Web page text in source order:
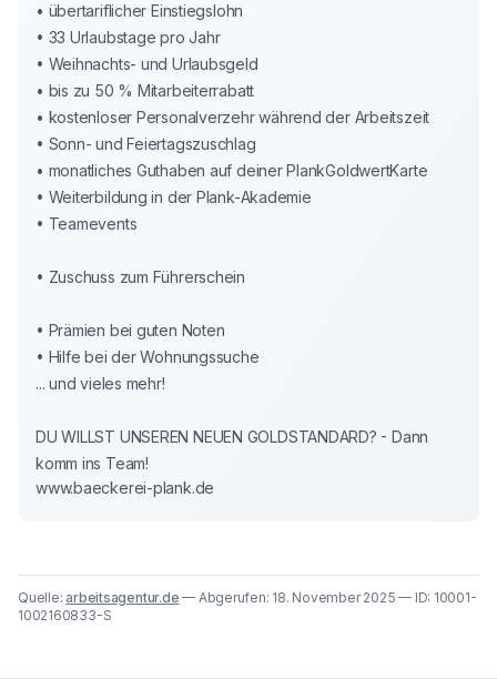
• übertariflicher Einstiegslohn
• 33 Urlaubstage pro Jahr
• Weihnachts- und Urlaubsgeld
• bis zu 50 % Mitarbeiterrabatt
• kostenloser Personalverzehr während der Arbeitszeit
• Sonn- und Feiertagszuschlag
• monatliches Guthaben auf deiner PlankGoldwertKarte
• Weiterbildung in der Plank-Akademie
• Teamevents
• Zuschuss zum Führerschein
• Prämien bei guten Noten
• Hilfe bei der Wohnungssuche
... und vieles mehr!
DU WILLST UNSEREN NEUEN GOLDSTANDARD? - Dann
komm ins Team!
www.baeckerei-plank.de
Quelle:arbeitsagentur.de — Abgerufen: 18. November 2025 — ID: 10001-
1002160833-S